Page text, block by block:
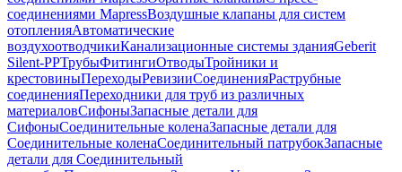
соединениями MapressВоздушные клапаны для систем
отопленияАвтоматические
воздухоотводчикиКанализационные системы зданияGeberit
Silent-PPТрубыФитингиОтводыТройники и
крестовиныПереходыРевизииСоединенияРаструбные
соединенияПереходники для труб из различных
материаловСифоныЗапасные детали для
СифоныСоединительные коленаЗапасные детали для
Соединительные коленаСоединительный патрубокЗапасные
детали для Соединительный